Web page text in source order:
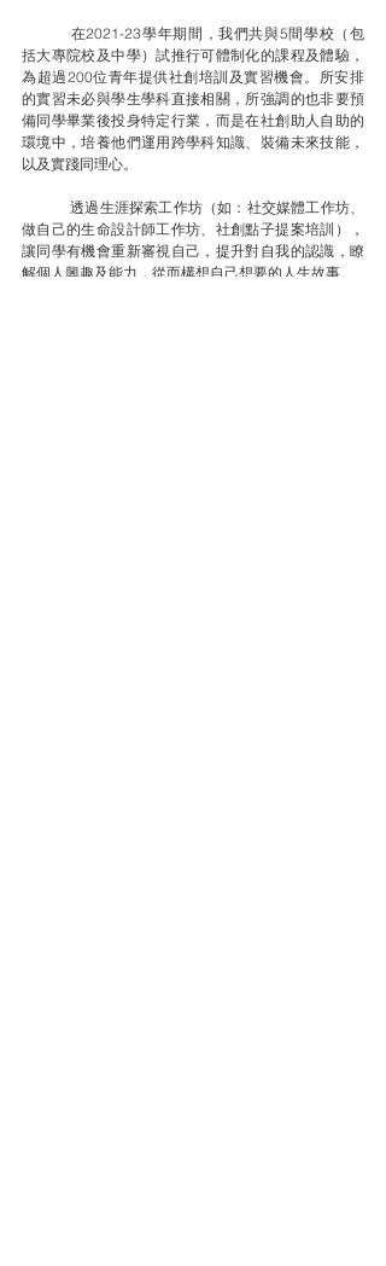
括大專院校及中學）試推行可體制化的課程及體驗，
為超過200位青年提供社創培訓及實習機會。所安排
的實習未必與學生學科直接相關，所強調的也非要預
備同學畢業後投身特定行業，而是在社創助人自助的
環境中，培養他們運用跨學科知識、裝備未來技能，
以及實踐同理心。
	透過生涯探索工作坊（如：社交媒體工作坊、
做自己的生命設計師工作坊、社創點子提案培訓），
讓同學有機會重新審視自己，提升對自我的認識，瞭
解個人興趣及能力，從而構想自己想要的人生故事。